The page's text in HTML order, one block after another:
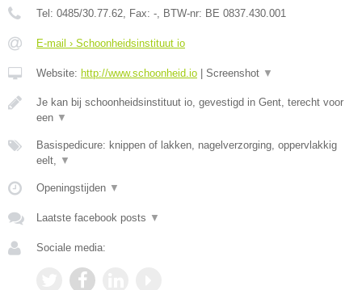
Tel: 0485/30.77.62, Fax: -, BTW-nr: BE 0837.430.001
E-mail › Schoonheidsinstituut io
Website: http://www.schoonheid.io Screenshot ▼
Je kan bij schoonheidsinstituut io, gevestigd in Gent, terecht voor
een ▼
Basispedicure: knippen of lakken, nagelverzorging, oppervlakkig
eelt, ▼
Openingstijden ▼
Laatste facebook posts ▼
Sociale media: